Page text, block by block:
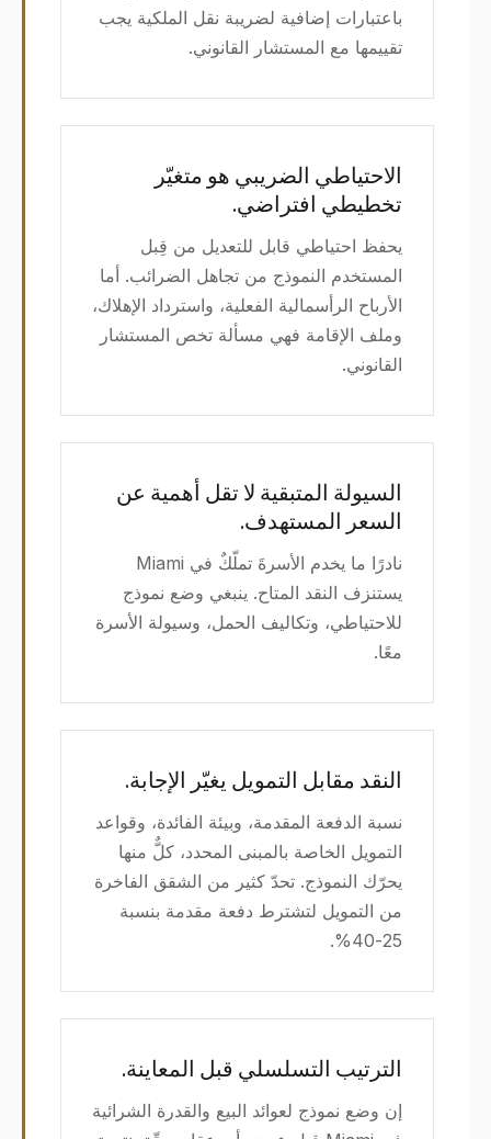
باعتبارات إضافية لضريبة نقل الملكية يجب
تقييمها مع المستشار القانوني.
الاحتياطي الضريبي هو متغيّر
تخطيطي افتراضي.
يحفظ احتياطي قابل للتعديل من قِبل
المستخدم النموذج من تجاهل الضرائب. أما
الأرباح الرأسمالية الفعلية، واسترداد الإهلاك،
وملف الإقامة فهي مسألة تخص المستشار
القانوني.
السيولة المتبقية لا تقل أهمية عن
السعر المستهدف.
نادرًا ما يخدم الأسرةَ تملّكٌ في Miami
يستنزف النقد المتاح. ينبغي وضع نموذج
للاحتياطي، وتكاليف الحمل، وسيولة الأسرة
معًا.
النقد مقابل التمويل يغيّر الإجابة.
نسبة الدفعة المقدمة، وبيئة الفائدة، وقواعد
التمويل الخاصة بالمبنى المحدد، كلٌّ منها
يحرّك النموذج. تحدّ كثير من الشقق الفاخرة
من التمويل لتشترط دفعة مقدمة بنسبة
25-40%.
الترتيب التسلسلي قبل المعاينة.
إن وضع نموذج لعوائد البيع والقدرة الشرائية